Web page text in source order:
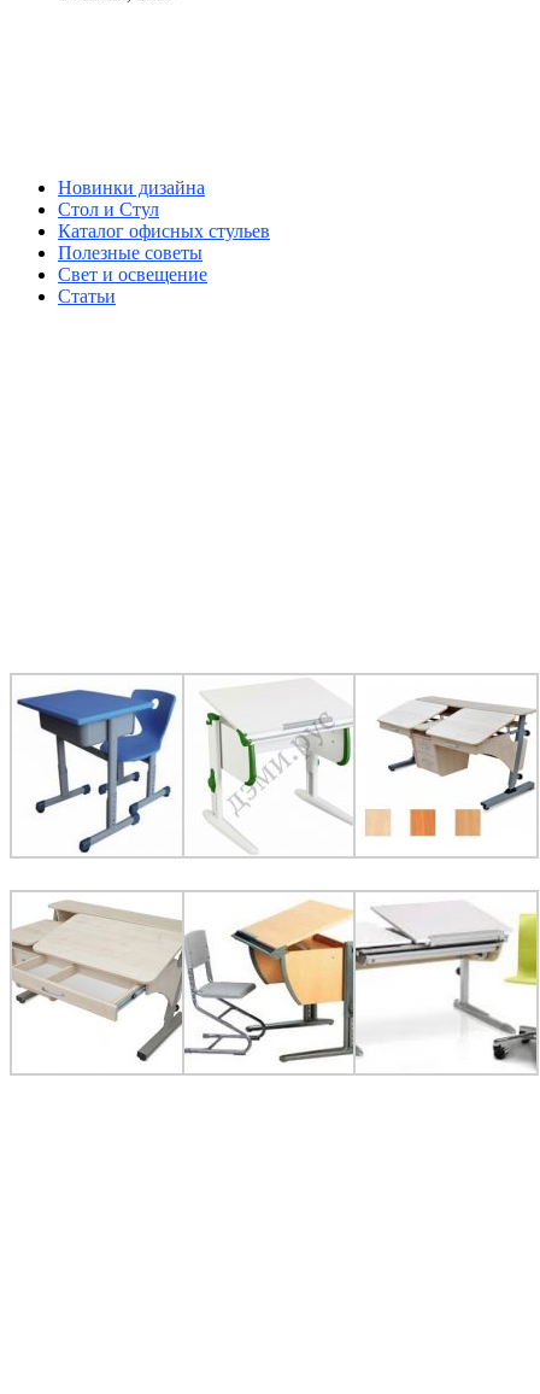
Новинки дизайна
Стол и Стул
Каталог офисных стульев
Полезные советы
Свет и освещение
Статьи